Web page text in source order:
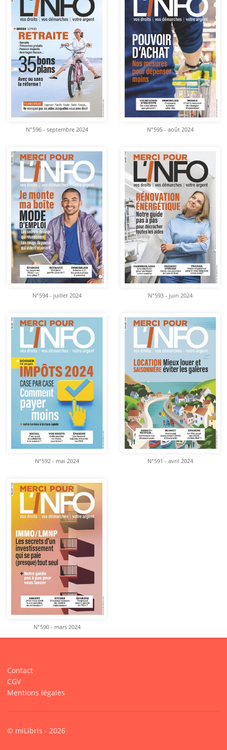
N°596 - septembre 2024 N°595 - août 2024
N°594 - juillet 2024 N°593 - juin 2024
N°592 - mai 2024 N°591 - avril 2024
N°590 - mars 2024
Contact
CGV
Mentions légales
© miLibris - 2026